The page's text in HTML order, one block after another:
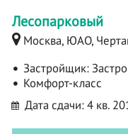
Лесопарковый
Москва, ЮАО,
Застройщик:
Комфорт-класс
Дата сдачи: 4 кв.